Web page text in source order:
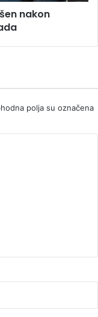
nakon
polja su označena